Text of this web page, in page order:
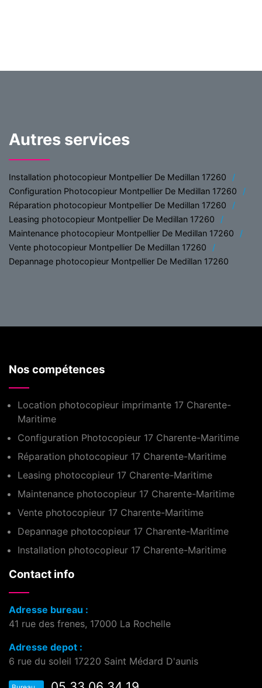
Autres services
Installation photocopieur Montpellier De Medillan 17260
Configuration Photocopieur Montpellier De Medillan 17260
Réparation photocopieur Montpellier De Medillan 17260
Leasing photocopieur Montpellier De Medillan 17260
Maintenance photocopieur Montpellier De Medillan 17260
Vente photocopieur Montpellier De Medillan 17260
Depannage photocopieur Montpellier De Medillan 17260
Nos compétences
Location photocopieur imprimante 17 Charente-
Maritime
Configuration Photocopieur 17 Charente-Maritime
Réparation photocopieur 17 Charente-Maritime
Leasing photocopieur 17 Charente-Maritime
Maintenance photocopieur 17 Charente-Maritime
Vente photocopieur 17 Charente-Maritime
Depannage photocopieur 17 Charente-Maritime
Installation photocopieur 17 Charente-Maritime
Contact info
Adresse bureau :
41 rue des frenes, 17000 La Rochelle
Adresse depot :
6 rue du soleil 17220 Saint Médard D'aunis